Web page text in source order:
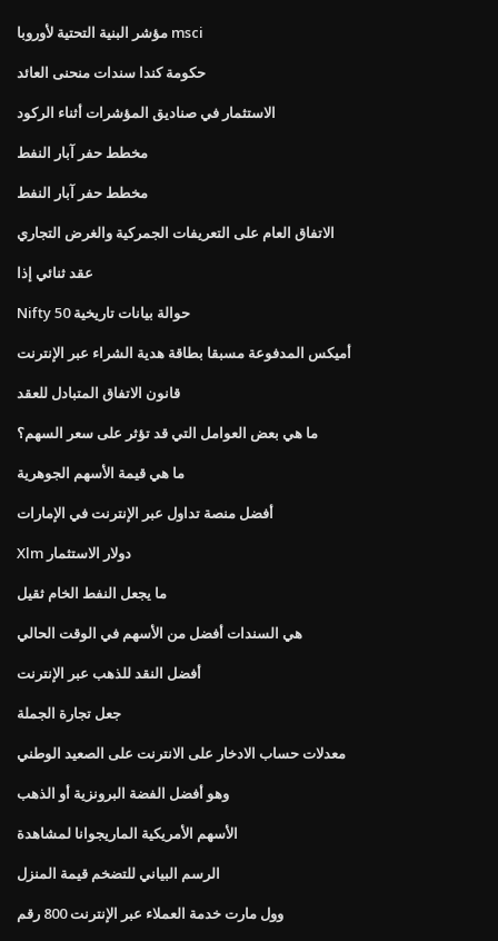
مؤشر البنية التحتية لأوروبا msci
حكومة كندا سندات منحنى العائد
الاستثمار في صناديق المؤشرات أثناء الركود
مخطط حفر آبار النفط
مخطط حفر آبار النفط
الاتفاق العام على التعريفات الجمركية والغرض التجاري
عقد ثنائي إذا
Nifty 50 حوالة بيانات تاريخية
أميكس المدفوعة مسبقا بطاقة هدية الشراء عبر الإنترنت
قانون الاتفاق المتبادل للعقد
ما هي بعض العوامل التي قد تؤثر على سعر السهم؟
ما هي قيمة الأسهم الجوهرية
أفضل منصة تداول عبر الإنترنت في الإمارات
Xlm دولار الاستثمار
ما يجعل النفط الخام ثقيل
هي السندات أفضل من الأسهم في الوقت الحالي
أفضل النقد للذهب عبر الإنترنت
جعل تجارة الجملة
معدلات حساب الادخار على الانترنت على الصعيد الوطني
وهو أفضل الفضة البرونزية أو الذهب
الأسهم الأمريكية الماريجوانا لمشاهدة
الرسم البياني للتضخم قيمة المنزل
وول مارت خدمة العملاء عبر الإنترنت 800 رقم